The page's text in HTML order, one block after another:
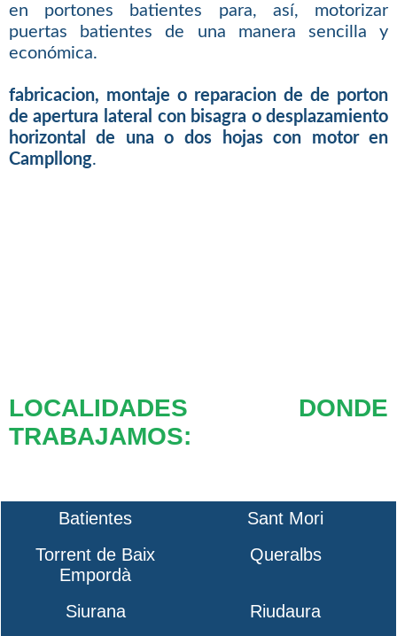
en portones batientes para, así, motorizar
puertas batientes de una manera sencilla y
económica.
fabricacion, montaje o reparacion de de porton
de apertura lateral con bisagra o desplazamiento
horizontal de una o dos hojas con motor en
Campllong.
LOCALIDADES DONDE
TRABAJAMOS:
Batientes
Sant Mori
Torrent de Baix
Empordà
Queralbs
Siurana
Riudaura